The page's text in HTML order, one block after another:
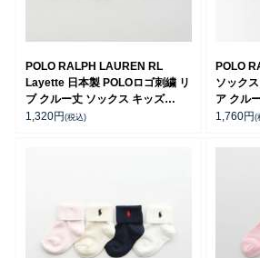
POLO RALPH LAUREN RL
Layette 日本製 POLOロゴ刺繍 リ
ブ クルー丈 ソックス キッズ
04885506
1,320円 (税込)
POLO
ソック
ア クル
1,760円 (